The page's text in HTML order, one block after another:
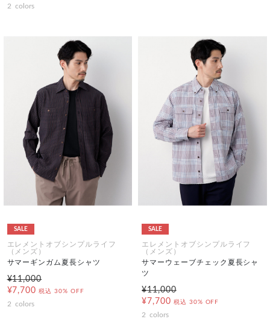
2 colors
SALE
エレメントオブシンプルライフ
（メンズ）
サマーギンガム夏長シャツ
¥11,000
¥7,700 税込 30% OFF
2 colors
SALE
エレメントオブシンプルライフ
（メンズ）
サマーウェーブチェック夏長シャ
ツ
¥11,000
¥7,700 税込 30% OFF
2 colors